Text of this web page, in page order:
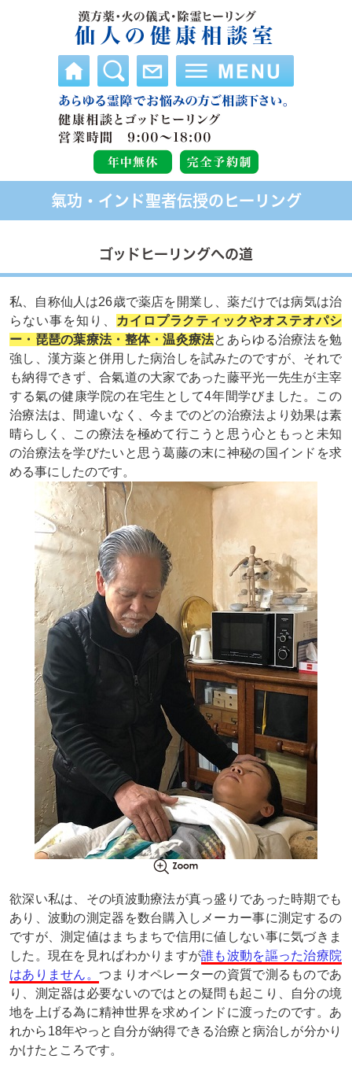
氣功・インド聖者伝授のヒーリング
ゴッドヒーリングへの道
私、自称仙人は26歳で薬店を開業し、薬だけでは病気は治
らない事を知り、
カイロプラクティックやオステオパシ
ー・琵琶の葉療法・整体・温灸療法とあらゆる治療法を勉
強し、漢方薬と併用した病治しを試みたのですが、それで
も納得できず、合氣道の大家であった藤平光一先生が主宰
する氣の健康学院の在宅生として4年間学びました。この
治療法は、間違いなく、今までのどの治療法より効果は素
晴らしく、この療法を極めて行こうと思う心ともっと未知
の治療法を学びたいと思う葛藤の末に神秘の国インドを求
める事にしたのです。
欲深い私は、その頃波動療法が真っ盛りであった時期でも
あり、波動の測定器を数台購入しメーカー事に測定するの
ですが、測定値はまちまちで信用に値しない事に気づきま
した。現在を見ればわかりますが誰も波動を謳った治療院
はありません。 つまりオペレーターの資質で測るものであ
り、測定器は必要ないのではとの疑問も起こり、自分の境
地を上げる為に精神世界を求めインドに渡ったのです。あ
れから18年やっと自分が納得できる治療と病治しが分かり
かけたところです。